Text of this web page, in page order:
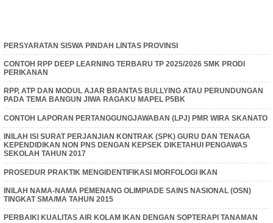
PERSYARATAN SISWA PINDAH LINTAS PROVINSI
CONTOH RPP DEEP LEARNING TERBARU TP 2025/2026 SMK PRODI
PERIKANAN
RPP, ATP DAN MODUL AJAR BRANTAS BULLYING ATAU PERUNDUNGAN
PADA TEMA BANGUN JIWA RAGAKU MAPEL P5BK
CONTOH LAPORAN PERTANGGUNGJAWABAN (LPJ) PMR WIRA SKANATO
INILAH ISI SURAT PERJANJIAN KONTRAK (SPK) GURU DAN TENAGA
KEPENDIDIKAN NON PNS DENGAN KEPSEK DIKETAHUI PENGAWAS
SEKOLAH TAHUN 2017
PROSEDUR PRAKTIK MENGIDENTIFIKASI MORFOLOGI IKAN
INILAH NAMA-NAMA PEMENANG OLIMPIADE SAINS NASIONAL (OSN)
TINGKAT SMA/MA TAHUN 2015
PERBAIKI KUALITAS AIR KOLAM IKAN DENGAN SOPTERAPI TANAMAN